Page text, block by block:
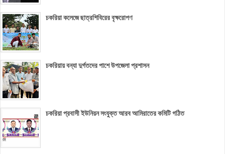
চকরিয়া কলেজে ছাত্রশিবিরের বৃক্ষরোপণ
চকরিয়ায় বন্যা দুর্গতদের পাশে উপজেলা প্রশাসন
চকরিয়া প্রবাসী ইউনিয়ন সংযুক্ত আরব আমিরাতের কমিটি গঠিত